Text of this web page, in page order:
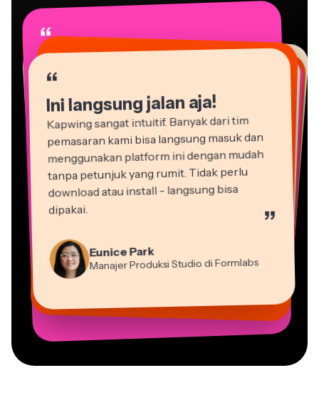
“
Ini langsung jalan aja!
Kapwing sangat intuitif. Banyak dari tim
pemasaran kami bisa langsung masuk dan
menggunakan platform ini dengan mudah
tanpa petunjuk yang rumit. Tidak perlu
download atau install - langsung bisa
dipakai. ”
Eunice Park
Manajer Produksi Studio di Formlabs
“
Vannesia Darby
“
Co-Founder di
AuthentIQMarketing.com
Panos Papagapiou
“
Gracie Peng
Direktur Konten
“
Heidi Rae
“
Natasha Ball
Konsultan
“
“
Dina Segovia
Pekerja Freelance Virtual